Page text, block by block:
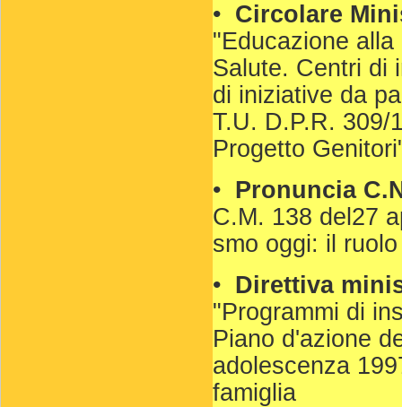
• Circolare
"Educazione
Salute. Centri di
di iniziative da
T.U. D.P.R. 309/
Progetto
• Pronuncia
C.M. 138 del27
smo oggi: il
• Direttiva
"Programmi di
Piano d'azione
adolescenza
famiglia